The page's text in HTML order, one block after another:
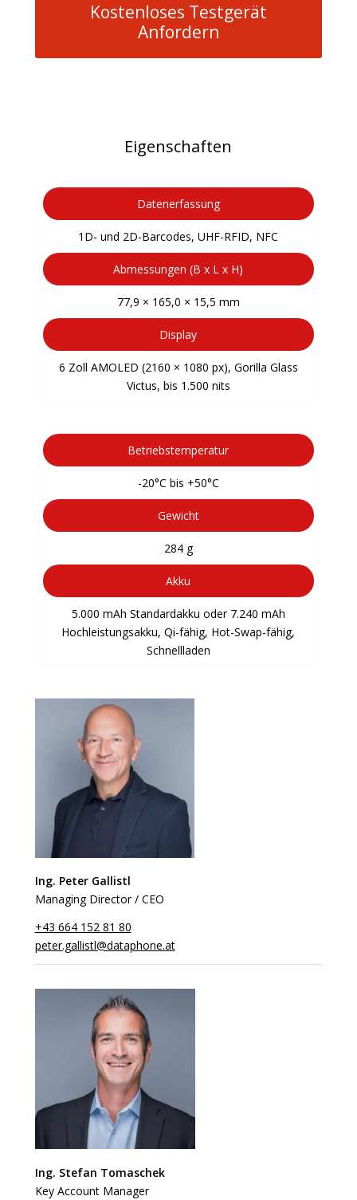
Kostenloses Testgerät
Anfordern
Eigenschaften
Datenerfassung
1D- und 2D-Barcodes, UHF-RFID, NFC
Abmessungen (B x L x H)
77,9 × 165,0 × 15,5 mm
Display
6 Zoll AMOLED (2160 × 1080 px), Gorilla Glass
Victus, bis 1.500 nits
Betriebstemperatur
-20°C bis +50°C
Gewicht
284 g
Akku
5.000 mAh Standardakku oder 7.240 mAh
Hochleistungsakku, Qi-fähig, Hot-Swap-fähig,
Schnellladen
Ing. Peter Gallistl
Managing Director / CEO
+43 664 152 81 80
peter.gallistl@dataphone.at
Ing. Stefan Tomaschek
Key Account Manager